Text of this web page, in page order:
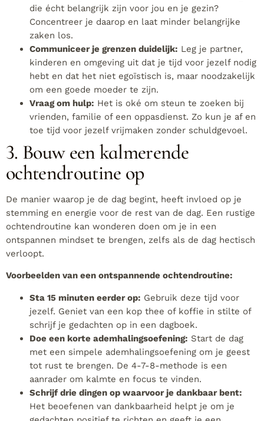
die écht belangrijk zijn voor jou en je gezin?
Concentreer je daarop en laat minder belangrijke
zaken los.
Communiceer je grenzen duidelijk: Leg je partner,
kinderen en omgeving uit dat je tijd voor jezelf nodig
hebt en dat het niet egoïstisch is, maar noodzakelijk
om een goede moeder te zijn.
Vraag om hulp: Het is oké om steun te zoeken bij
vrienden, familie of een oppasdienst. Zo kun je af en
toe tijd voor jezelf vrijmaken zonder schuldgevoel.
3. Bouw een kalmerende
ochtendroutine op
De manier waarop je de dag begint, heeft invloed op je
stemming en energie voor de rest van de dag. Een rustige
ochtendroutine kan wonderen doen om je in een
ontspannen mindset te brengen, zelfs als de dag hectisch
verloopt.
Voorbeelden van een ontspannende ochtendroutine:
Sta 15 minuten eerder op: Gebruik deze tijd voor
jezelf. Geniet van een kop thee of koffie in stilte of
schrijf je gedachten op in een dagboek.
Doe een korte ademhalingsoefening: Start de dag
met een simpele ademhalingsoefening om je geest
tot rust te brengen. De 4-7-8-methode is een
aanrader om kalmte en focus te vinden.
Schrijf drie dingen op waarvoor je dankbaar bent:
Het beoefenen van dankbaarheid helpt je om je